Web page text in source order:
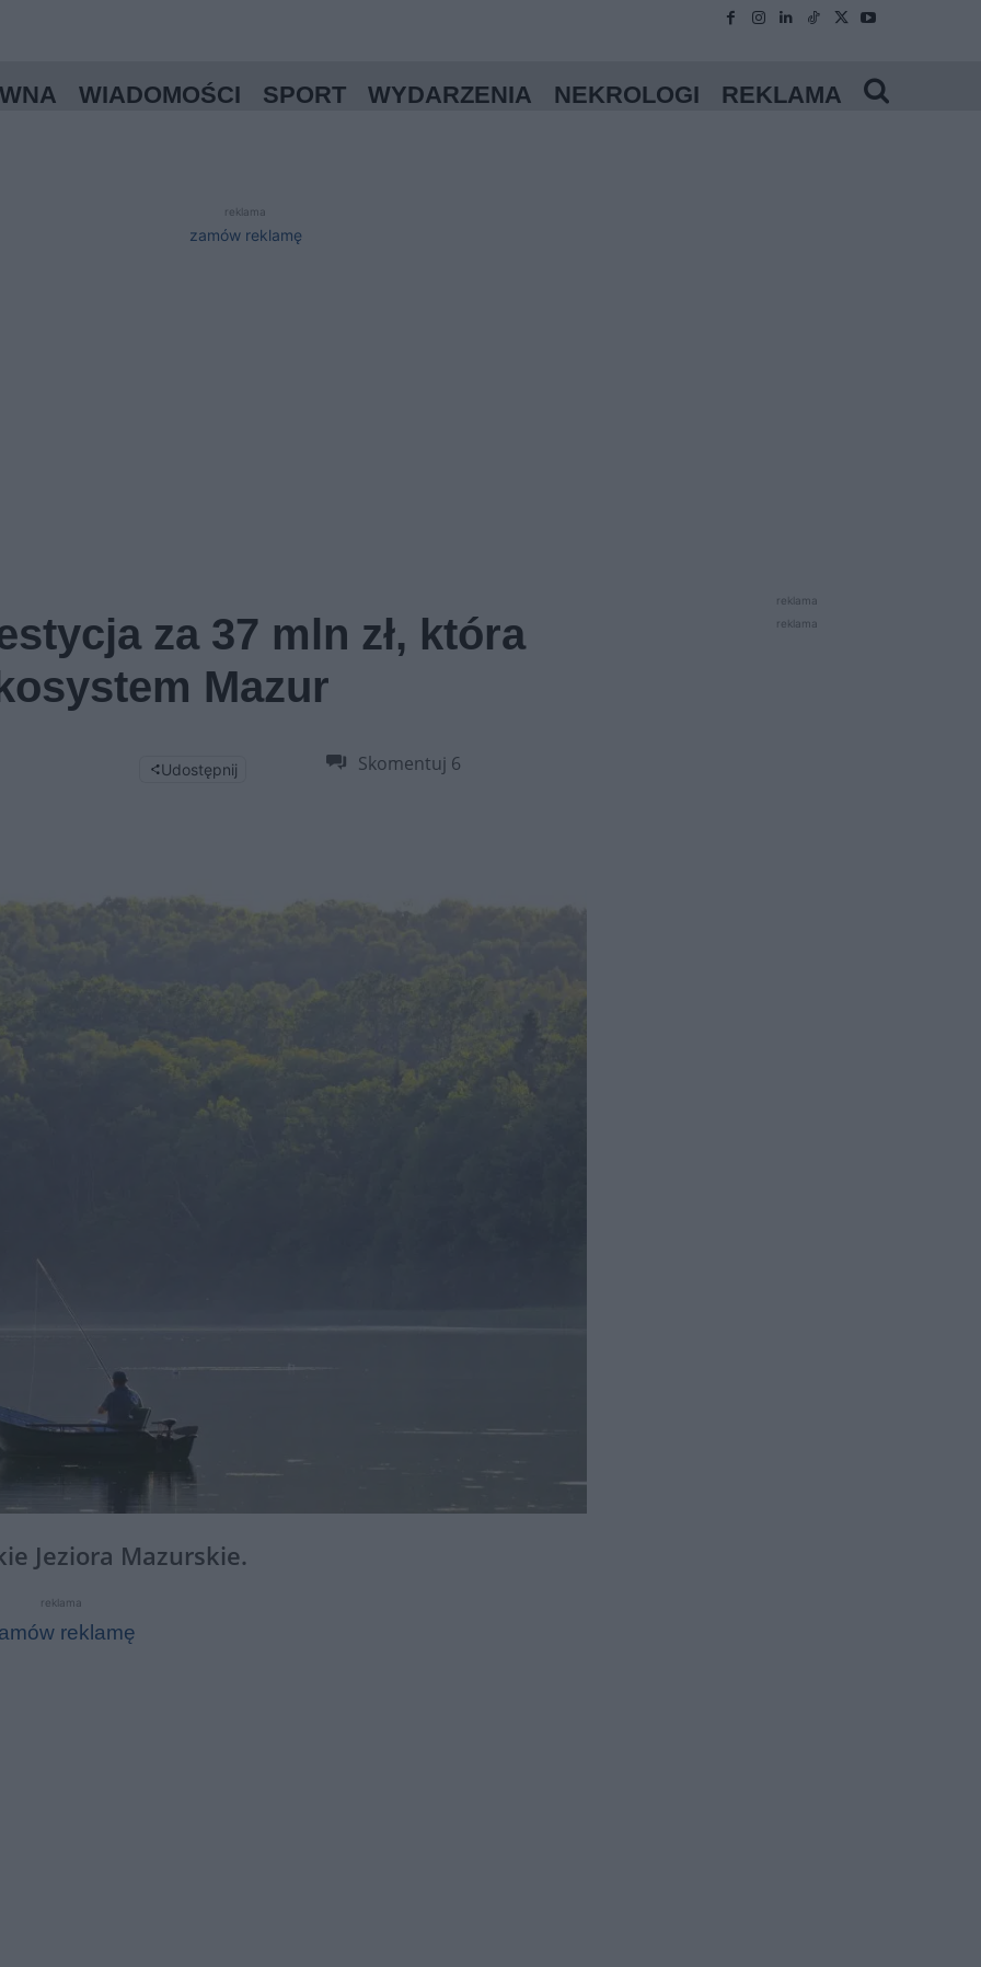
WIADOMOŚCI SPORT WYDARZENIA NEKROLOGI REKLAMA
reklama
zamów reklamę
za 37 mln zł, która
Mazur
Udostępnij Skomentuj 6
Jeziora Mazurskie.
reklama
reklamę
reklama
reklama